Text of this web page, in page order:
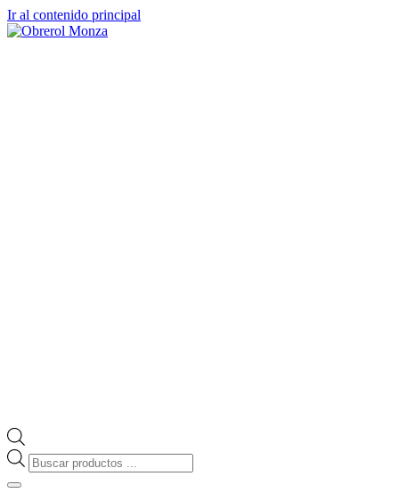
Ir al contenido principal
Búsqueda
de